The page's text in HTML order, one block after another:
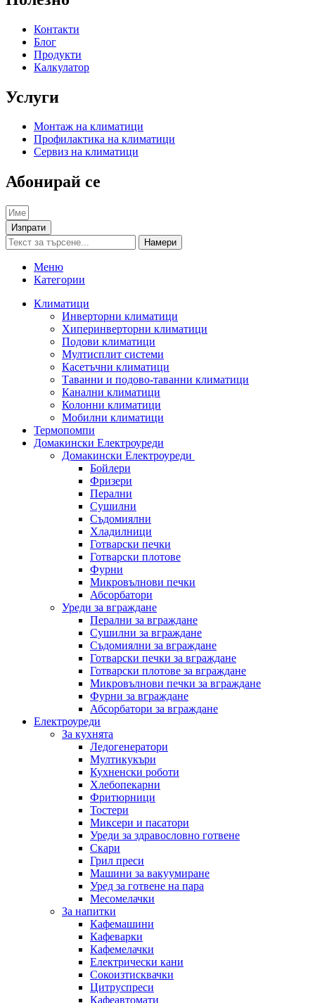
Контакти
Блог
Продукти
Калкулатор
Услуги
Монтаж на климатици
Профилактика на климатици
Сервиз на климатици
Абонирай се
Изпрати
Намери
Меню
Категории
Климатици
Инверторни климатици
Хиперинверторни климатици
Подови климатици
Мултисплит системи
Касетъчни климатици
Таванни и подово-таванни климатици
Канални климатици
Колонни климатици
Мобилни климатици
Термопомпи
Домакински Електроуреди
Домакински Електроуреди
Бойлери
Фризери
Перални
Сушилни
Съдомиялни
Хладилници
Готварски печки
Готварски плотове
Фурни
Микровълнови печки
Абсорбатори
Уреди за вграждане
Перални за вграждане
Сушилни за вграждане
Съдомиялни за вграждане
Готварски печки за вграждане
Готварски плотове за вграждане
Микровълнови печки за вграждане
Фурни за вграждане
Абсорбатори за вграждане
Електроуреди
За кухнята
Ледогенератори
Мултикукъри
Кухненски роботи
Хлебопекарни
Фритюрници
Тостери
Миксери и пасатори
Уреди за здравословно готвене
Скари
Грил преси
Машини за вакуумиране
Уред за готвене на пара
Месомелачки
За напитки
Кафемашини
Кафеварки
Кафемелачки
Електрически кани
Сокоизтисквачки
Цитруспреси
Кафеавтомати